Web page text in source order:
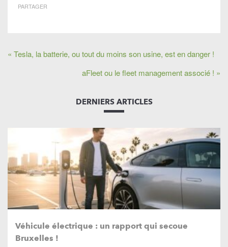
PARTAGER
« Tesla, la batterie, ou tout du moins son usine, est en danger !
aFleet ou le fleet management associé ! »
DERNIERS ARTICLES
Véhicule électrique : un rapport qui secoue
Bruxelles !